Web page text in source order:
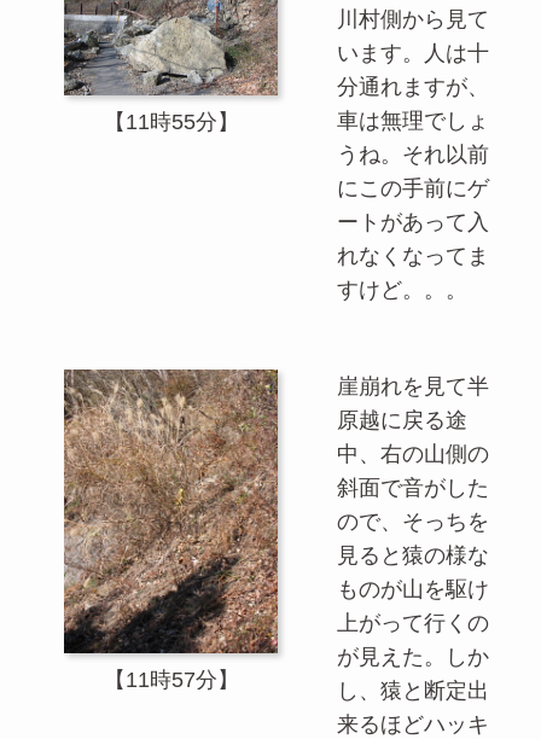
【11時55分】
川村側から見て
います。人は十
分通れますが、
車は無理でしょ
うね。それ以前
にこの手前にゲ
ートがあって入
れなくなってま
すけど。。。
【11時57分】
崖崩れを見て半
原越に戻る途
中、右の山側の
斜面で音がした
ので、そっちを
見ると猿の様な
ものが山を駆け
上がって行くの
が見えた。しか
し、猿と断定出
来るほどハッキ